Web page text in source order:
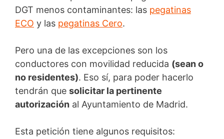
DGT menos contaminantes: las pegatinas
ECO y las pegatinas Cero.
Pero una de las excepciones son los
conductores con movilidad reducida (sean o
no residentes). Eso sí, para poder hacerlo
tendrán que solicitar la pertinente
autorización al Ayuntamiento de Madrid.
Esta petición tiene algunos requisitos: